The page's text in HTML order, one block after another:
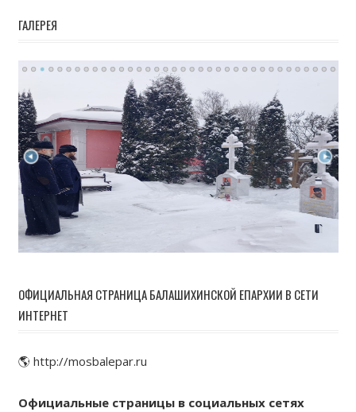
ГАЛЕРЕЯ
ОФИЦИАЛЬНАЯ СТРАНИЦА БАЛАШИХИНСКОЙ ЕПАРХИИ В СЕТИ
ИНТЕРНЕТ
🌎 http://mosbalepar.ru
Официальные страницы в социальных сетях